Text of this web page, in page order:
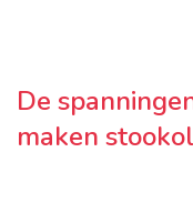
De
maken